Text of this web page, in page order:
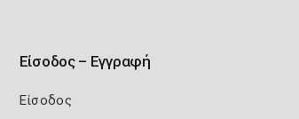
Είσοδος – Εγγραφή
Είσοδος